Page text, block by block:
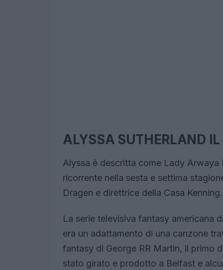
ALYSSA SUTHERLAND IL
Alyssa è descritta come Lady Arwaya
ricorrente nella sesta e settima
Dragen e direttrice della Casa Kenning.
La serie televisiva fantasy americana
era un adattamento di una canzone
fantasy di George RR Martin, il primo
stato girato e prodotto a Belfast e